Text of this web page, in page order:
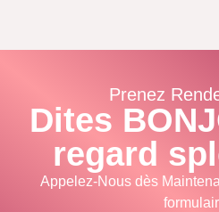
Prenez
Dites
regard
Appelez-Nous dès